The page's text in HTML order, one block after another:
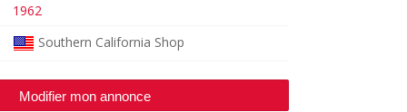
1962
Southern California Shop
Modifier mon annonce